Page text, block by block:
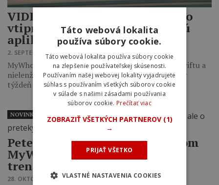
VIDEO ‎| Peter Sagan účinkuje vo
vtipnej reklame na trenažérovú
aplikáciu MyWhoosh
2. SEPTEMBRA 2025 16:02
MyWhoosh je najbližšia bezplatná alternatíva k Zwiftu a
nielenže je zdarma, ale účastníkom pretekov každý
týždeň rozdeľuje nemalé finančné odmeny.
Peter Sagan je síce ambasádorom
MyWhoosh, ale o preteky na
trenažéri záujem nemá
28. OKTÓBRA 2024 11:07
NOVINKY
Táto webová lokalita
používa súbory cookie.
Táto webová lokalita používa súbory cookie
na zlepšenie používateľskej skúsenosti.
Používaním našej webovej lokality vyjadrujete
súhlas s používaním všetkých súborov cookie
v súlade s našimi zásadami používania
súborov cookie. Prečítať viac
ZOBRAZIŤ VŠETKÝCH PARTNEROV (1)
→
PRIJAŤ VŠETKO
VLASTNÉ NASTAVENIA COOKIES